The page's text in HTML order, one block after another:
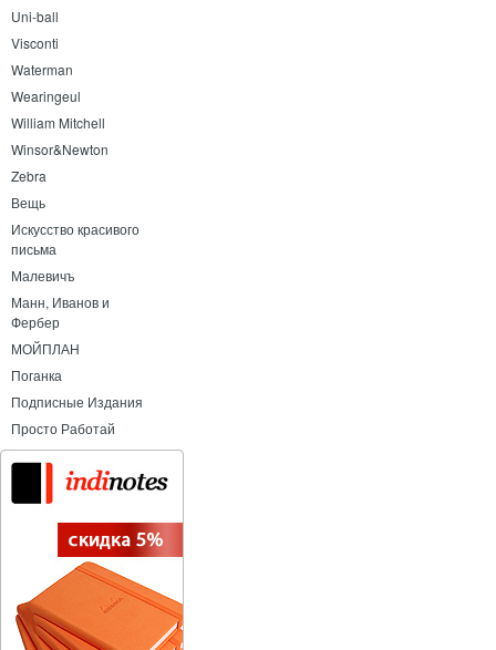
Uni-ball
Visconti
Waterman
Wearingeul
William Mitchell
Winsor&Newton
Zebra
Вещь
Искусство красивого
письма
Малевичъ
Манн, Иванов и
Фербер
МОЙПЛАН
Поганка
Подписные Издания
Просто Работай